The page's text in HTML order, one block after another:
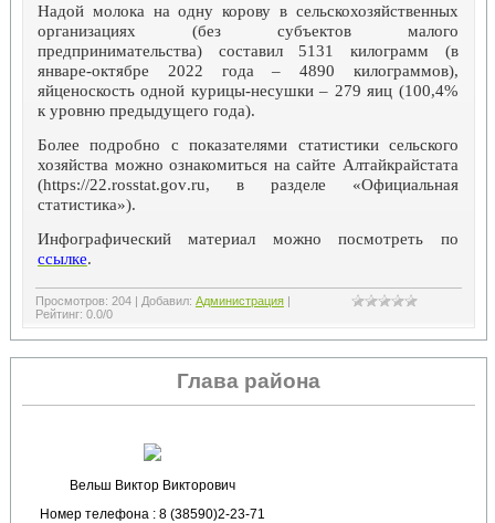
Надой молока на одну корову в сельскохозяйственных
организациях (без субъектов малого
предпринимательства) составил 5131 килограмм (в
январе-октябре 2022 года – 4890 килограммов),
яйценоскость одной курицы-несушки – 279 яиц (100,4%
к уровню предыдущего года).
Более подробно с показателями статистики сельского
хозяйства можно ознакомиться на сайте Алтайкрайстата
(https://22.rosstat.gov.ru, в разделе «Официальная
статистика»).
Инфографический материал можно посмотреть по
ссылке.
Просмотров: 204| Добавил: Администрация |
Рейтинг: 0.0/0
Глава района
Вельш Виктор Викторович
Номер телефона : 8 (38590)2-23-71